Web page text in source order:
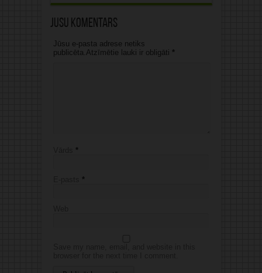
Jūsu komentārs
Jūsu e-pasta adrese netiks
publicēta.Atzīmētie lauki ir obligāti *
*
*